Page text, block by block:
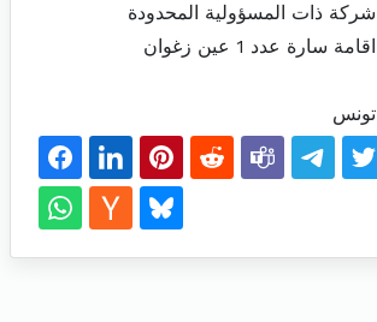
شركة ذات المسؤولية المحدودة
اقامة سارة عدد 1 عين زغوان
تونس